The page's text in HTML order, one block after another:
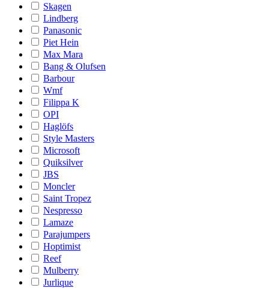
Skagen
Lindberg
Panasonic
Piet Hein
Max Mara
Bang & Olufsen
Barbour
Wmf
Filippa K
OPI
Haglöfs
Style Masters
Microsoft
Quiksilver
JBS
Moncler
Saint Tropez
Nespresso
Lamaze
Parajumpers
Hoptimist
Reef
Mulberry
Jurlique